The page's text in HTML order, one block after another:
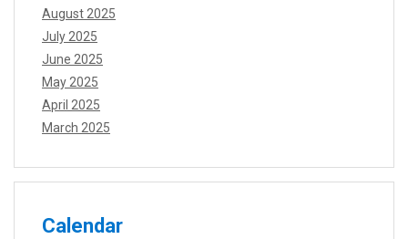
August 2025
July 2025
June 2025
May 2025
April 2025
March 2025
Calendar